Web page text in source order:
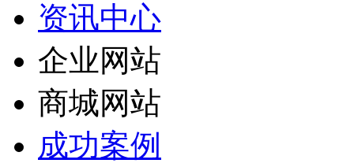
资讯中心
企业网站
商城网站
成功案例